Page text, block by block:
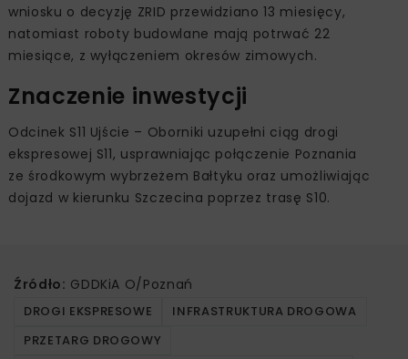
wniosku o decyzję ZRID przewidziano 13 miesięcy,
natomiast roboty budowlane mają potrwać 22
miesiące, z wyłączeniem okresów zimowych.
Znaczenie inwestycji
Odcinek S11 Ujście – Oborniki uzupełni ciąg drogi
ekspresowej S11, usprawniając połączenie Poznania
ze środkowym wybrzeżem Bałtyku oraz umożliwiając
dojazd w kierunku Szczecina poprzez trasę S10.
Źródło: GDDKiA O/Poznań
DROGI EKSPRESOWE
INFRASTRUKTURA DROGOWA
PRZETARG DROGOWY